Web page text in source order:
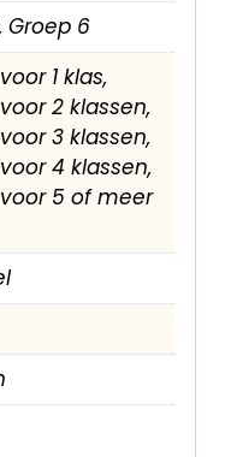
Groep 6
1 klas,
2 klassen,
3 klassen,
4 klassen,
5 of meer